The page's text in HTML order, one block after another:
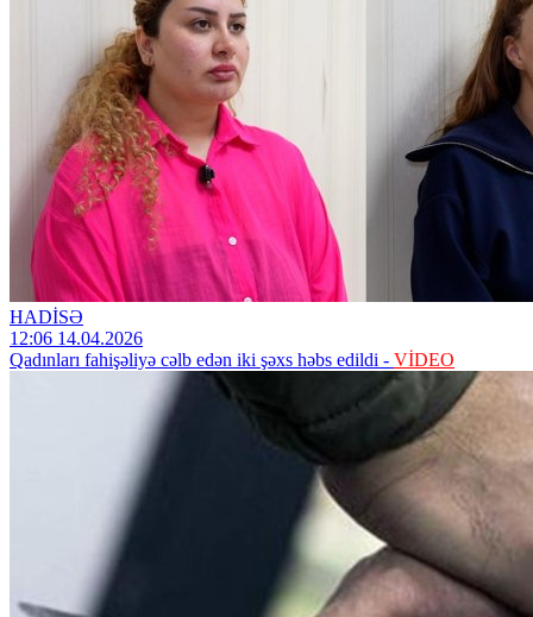
HADİSƏ
12:06 14.04.2026
Qadınları fahişəliyə cəlb edən iki şəxs həbs edildi - VİDEO